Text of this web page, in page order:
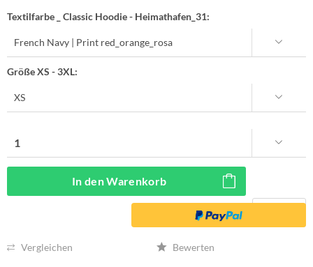
Textilfarbe _ Classic Hoodie - Heimathafen_31:
Größe XS - 3XL:
In denWarenkorb
Vergleichen Bewerten